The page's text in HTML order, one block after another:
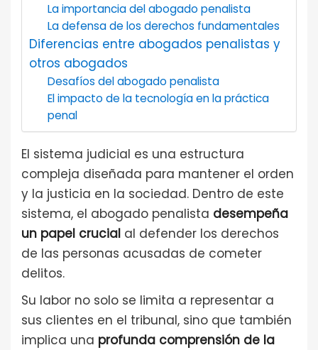
La importancia del abogado penalista
La defensa de los derechos fundamentales
Diferencias entre abogados penalistas y
otros abogados
Desafíos del abogado penalista
El impacto de la tecnología en la práctica
penal
El sistema judicial es una estructura
compleja diseñada para mantener el orden
y la justicia en la sociedad. Dentro de este
sistema, el abogado penalista desempeña
un papel crucial al defender los derechos
de las personas acusadas de cometer
delitos.
Su labor no solo se limita a representar a
sus clientes en el tribunal, sino que también
implica una profunda comprensión de la